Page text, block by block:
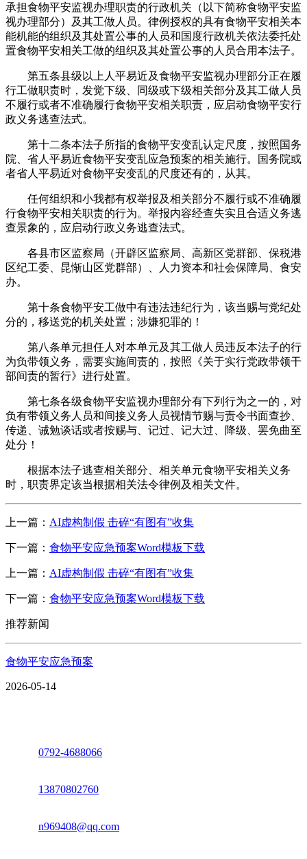
承担食物平安监视办理职责的行政机关（以下简称食物平安监
视办理部分）及其工做人员。律例授权的具有食物平安相关本
能机能的组织及其处置公事的人员和国度行政机关依法委托处
置食物平安相关工做的组织及其处置公事的人员合用本法子。
第五条县级以上人平易近及食物平安监视办理部分正在履
行工做职责时，发觉下级、同级或下级相关部分及其工做人员
不履行或者不准确履行食物平安相关职责，应启动食物平安行
政义务逃查法式。
第十二条本法子所指的食物平安变乱认定尺度，按照国务
院、省人平易近食物平安变乱应急预案的相关施行。国务院或
者省人平易近对食物平安变乱的尺度还有的，从其。
任何组织和小我都有权举报及相关部分不履行或不准确履
行食物平安相关职责的行为。举报内容经查失实且合适义务逃
查景象的，应启动行政义务逃查法式。
各县市区监察局（开辟区监察局、高新区党群部、保税港
区纪工委、昆惭山区党群部）、人力资本和社会保障局、食安
办。
第十条食物平安工做中有违法违纪行为，该当赐与党纪处
分的，移送党的机关处置；涉嫌犯罪的！
第八条单元担任人对本单元及其工做人员违反本法子的行
为负带领义务，需要实施间责的，按照《关于实行党政带领干
部间责的暂行》进行处置。
第七条各级食物平安监视办理部分有下列行为之一的，对
负有带领义务人员和间接义务人员视情节赐与责令书面查抄、
传递、诫勉谈话或者按赐与、记过、记大过、降级、罢免曲至
处分！
根据本法子逃查相关部分、相关单元食物平安相关义务
时，职责界定该当根据相关法令律例及相关文件。
上一篇： AI虚构制假 击碎“有图有”收集
下一篇： 食物平安应急预案Word模板下载
上一篇： AI虚构制假 击碎“有图有”收集
下一篇： 食物平安应急预案Word模板下载
推荐新闻
食物平安应急预案
2026-05-14
0792-4688066
13870802760
n969408@qq.com